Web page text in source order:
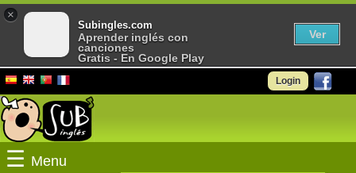
Login
☰ Menu
×
Subingles.com
Aprender inglés con
canciones
Gratis - En Google Play
Ver